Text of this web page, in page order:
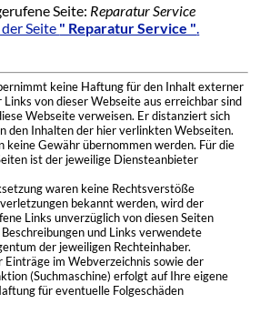
Seite: Reparatur Service
Seite " Reparatur Service "
keine Haftung für den Inhalt externer
von dieser Webseite aus erreichbar sind
Webseite verweisen. Er distanziert sich
den Inhalten der hier verlinkten Webseiten.
keine Gewähr übernommen werden. Für die
ist der jeweilige Diensteanbieter
waren keine Rechtsverstöße
bekannt werden, wird der
Links unverzüglich von diesen Seiten
und Links verwendete
der jeweiligen Rechteinhaber.
Einträge im Webverzeichnis sowie der
(Suchmaschine) erfolgt auf Ihre eigene
für eventuelle Folgeschäden